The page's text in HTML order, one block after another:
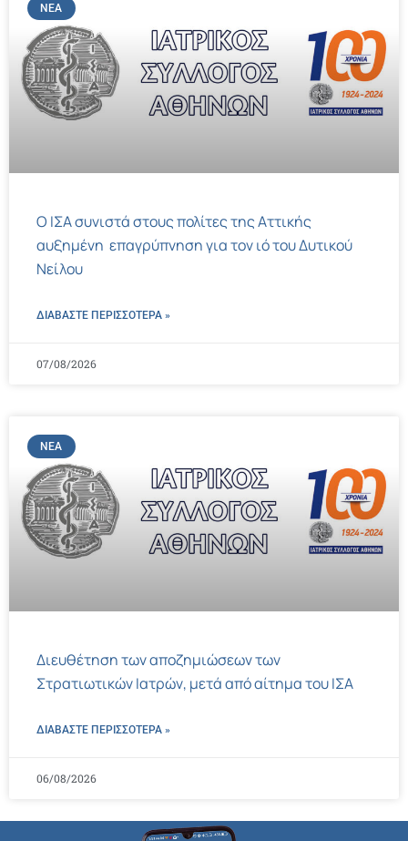
ΝΈΑ
Ο ΙΣΑ συνιστά στους πολίτες της Αττικής
αυξημένη επαγρύπνηση για τον ιό του Δυτικού
Νείλου
ΔΙΑΒΑΣΤΕ ΠΕΡΙΣΣΌΤΕΡΑ »
07/08/2026
ΝΈΑ
Διευθέτηση των αποζημιώσεων των
Στρατιωτικών Ιατρών, μετά από αίτημα του ΙΣΑ
ΔΙΑΒΑΣΤΕ ΠΕΡΙΣΣΌΤΕΡΑ »
06/08/2026